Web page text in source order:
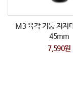
M3 육각 기둥 지지
45mm
7,590원